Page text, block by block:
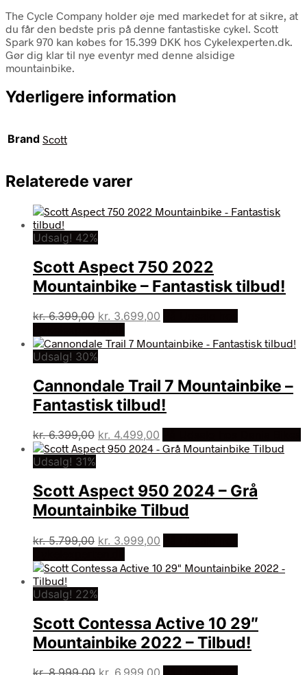
The Cycle Company holder øje med markedet for at sikre, at
du får den bedste pris på denne fantastiske cykel. Scott
Spark 970 kan købes for 15.399 DKK hos Cykelexperten.dk.
Gør dig klar til nye eventyr med denne alsidige
mountainbike.
Yderligere information
Brand Scott
Relaterede varer
Udsalg! 42%
Scott Aspect 750 2022
Mountainbike – Fantastisk tilbud!
kr.6.399,00 Den
pris
kr. 3.699,00
pris
Udsalg! 30%
Cannondale Trail 7 Mountainbike –
Fantastisk tilbud!
kr.6.399,00 Den
oprindelige
kr. 6.399,00.
kr. 4.499,00
aktuelle
kr. 4.499,00.
Udsalg! 31%
Scott Aspect 950 2024 – Grå
Mountainbike Tilbud
kr.5.799,00 Den
pris
kr. 3.999,00
pris
Udsalg! 22%
Scott Contessa Active 10 29″
Mountainbike 2022 – Tilbud!
kr.8.999,00 Den
kr. 6.999,00